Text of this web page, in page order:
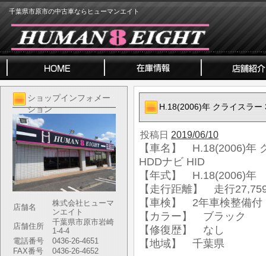
千葉県市原市の中古車ならヒューマンエイト
ショップインフォメー
ション
店舗名
株式会社ヒューマ
ンエイト
店舗住所
千葉県市原市岩崎
1-4-4
電話番号
0436-26-4651
FAX番号
0436-26-4652
H.18(2006)年 クライスラ
投稿日 2019/06/10
【車名】 H.18(2006)年
HDDナビ HID
【年式】 H.18(2006)年
【走行距離】 走行
【車検】 2年車検整備付
【カラー】 ブラック
【修復歴】 なし
【地域】 千葉県